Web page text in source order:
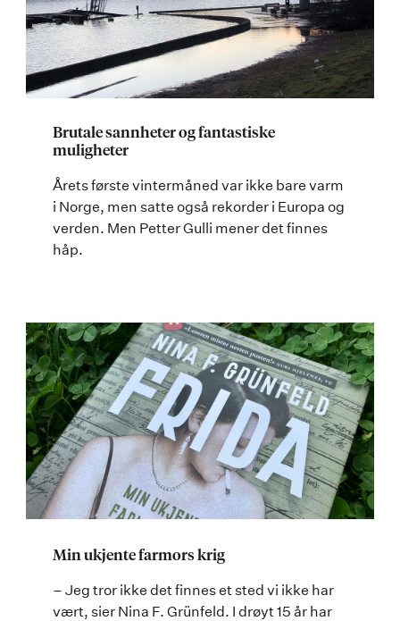
Brutale sannheter og fantastiske
muligheter
Årets første vintermåned var ikke bare varm
i Norge, men satte også rekorder i Europa og
verden. Men Petter Gulli mener det finnes
håp.
Min ukjente farmors krig
– Jeg tror ikke det finnes et sted vi ikke har
vært, sier Nina F. Grünfeld. I drøyt 15 år har